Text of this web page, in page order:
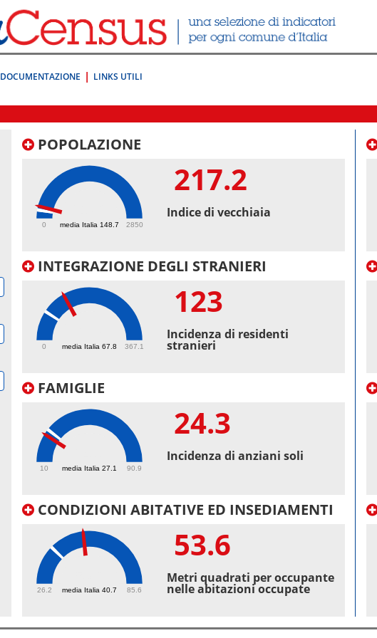
DOCUMENTAZIONE LINKS UTILI
POPOLAZIONE
media Italia 148.7
0 2850
217.2
Indice di vecchiaia
INTEGRAZIONE DEGLI STRANIERI
media Italia 67.8
0 367.1
123
Incidenza di residenti
stranieri
FAMIGLIE
media Italia 27.1
10 90.9
24.3
Incidenza di anziani soli
CONDIZIONI ABITATIVE ED INSEDIAMENTI
media Italia 40.7
26.2 85.6
53.6
Metri quadrati per occupante
nelle abitazioni occupate